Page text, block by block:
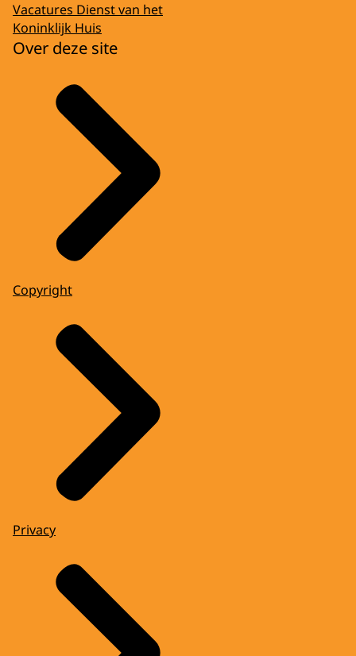
Vacatures Dienst van het
Koninklijk Huis
Over deze site
Copyright
Privacy